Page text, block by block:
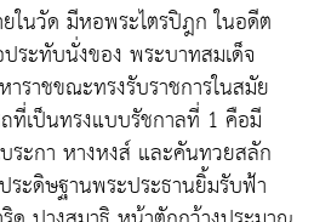
ในวัด มีหอพระไตรปิฎก ในอดีต
ระทับนั่งของ พระบาทสมเด็จ
ราชขณะทรงรับราชการในสมัย
ที่เป็นทรงแบบรัชกาลที่ 1 คือมี
ะกา หางหงส์ และคันทวยสลัก
ระดิษฐานพระประธานยิ้มรับฟ้า